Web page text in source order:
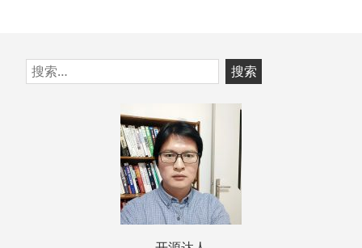
跳
至
搜
索：